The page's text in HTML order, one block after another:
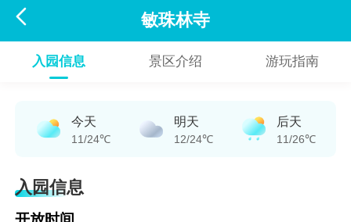
 敏珠林寺
入园信息 景区介绍 游玩指南
今天
11/24℃
明天
12/24℃
后天
11/26℃
入园信息